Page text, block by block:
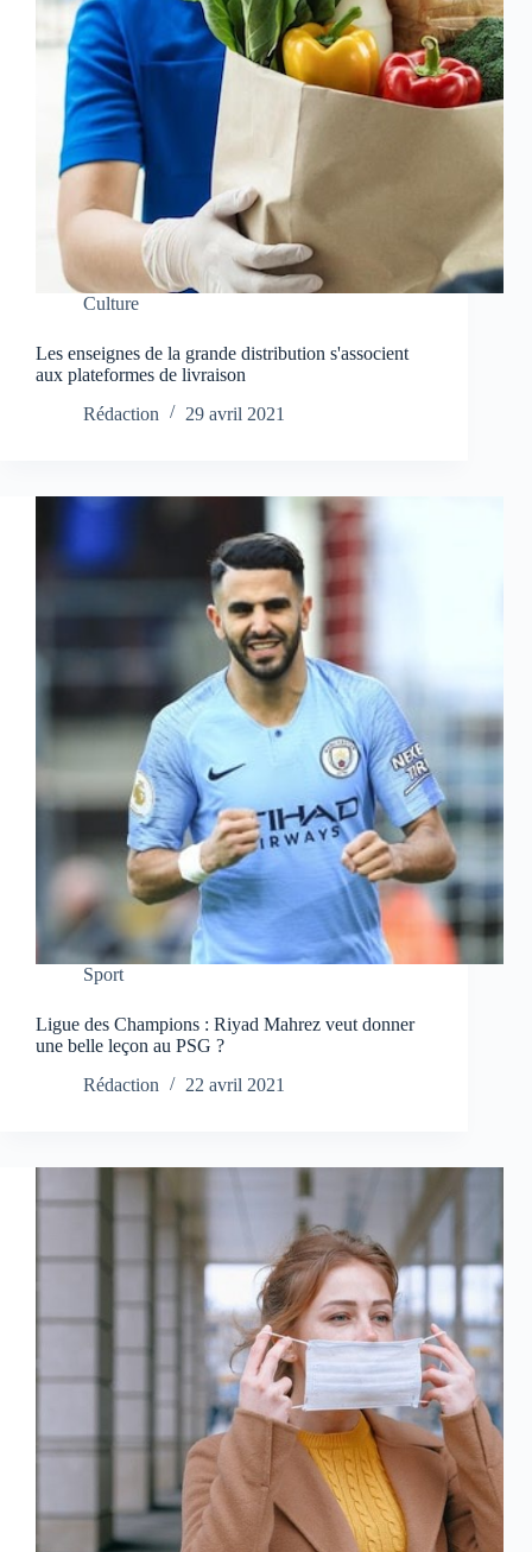
Culture
Les enseignes de la grande distribution s'associent
aux plateformes de livraison
Rédaction
29 avril 2021
Sport
Ligue des Champions : Riyad Mahrez veut donner
une belle leçon au PSG ?
Rédaction
22 avril 2021